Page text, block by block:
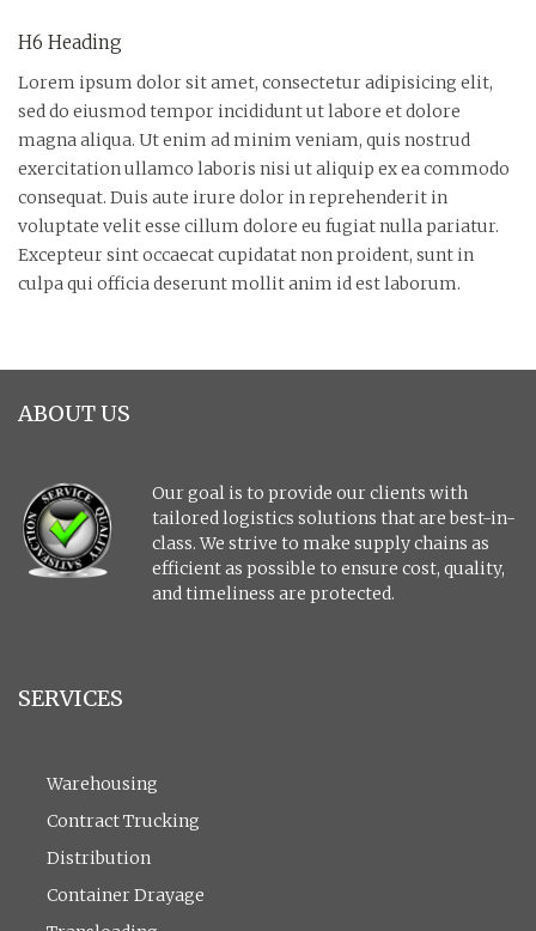
H6 Heading
Lorem ipsum dolor sit amet, consectetur adipisicing elit,
sed do eiusmod tempor incididunt ut labore et dolore
magna aliqua. Ut enim ad minim veniam, quis nostrud
exercitation ullamco laboris nisi ut aliquip ex ea commodo
consequat. Duis aute irure dolor in reprehenderit in
voluptate velit esse cillum dolore eu fugiat nulla pariatur.
Excepteur sint occaecat cupidatat non proident, sunt in
culpa qui officia deserunt mollit anim id est laborum.
ABOUT US
Our goal is to provide our clients with
tailored logistics solutions that are best-in-
class. We strive to make supply chains as
efficient as possible to ensure cost, quality,
and timeliness are protected.
SERVICES
Warehousing
Contract Trucking
Distribution
Container Drayage